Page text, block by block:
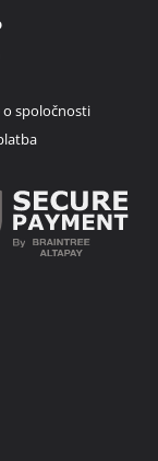
spoločnosti